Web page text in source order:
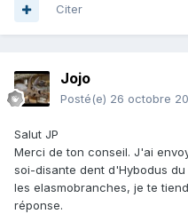
Citer
Jojo
Posté(e) 26 octobre
Salut JP
Merci de ton conseil. J'ai
soi-disante dent d'Hybodus
les elasmobranches, je te
réponse.